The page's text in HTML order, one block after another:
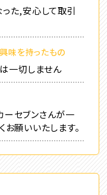
た,安心して取引
味を持ったもの
一切しません
ーセブンさんが一
お願いいたします。